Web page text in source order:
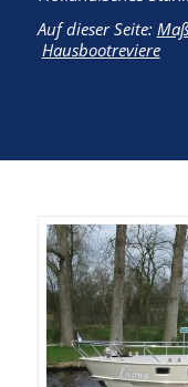
Auf dieser Seite:
Hausbootreviere